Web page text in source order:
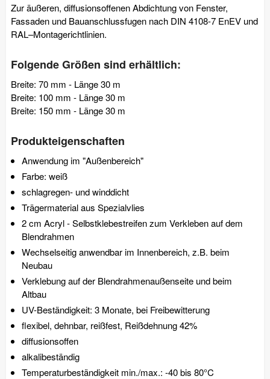
Zur äußeren, diffusionsoffenen Abdichtung von Fenster,
Fassaden und Bauanschlussfugen nach DIN 4108-7 EnEV und
RAL–Montagerichtlinien.
Folgende Größen sind erhältlich:
Breite: 70 mm - Länge 30 m
Breite: 100 mm - Länge 30 m
Breite: 150 mm - Länge 30 m
Produkteigenschaften
Anwendung im "Außenbereich"
Farbe: weiß
schlagregen- und winddicht
Trägermaterial aus Spezialvlies
2 cm Acryl - Selbstklebestreifen zum Verkleben auf dem
Blendrahmen
Wechselseitig anwendbar im Innenbereich, z.B. beim
Neubau
Verklebung auf der Blendrahmenaußenseite und beim
Altbau
UV-Beständigkeit: 3 Monate, bei Freibewitterung
flexibel, dehnbar, reißfest, Reißdehnung 42%
diffusionsoffen
alkalibeständig
Temperaturbeständigkeit min./max.: -40 bis 80°C